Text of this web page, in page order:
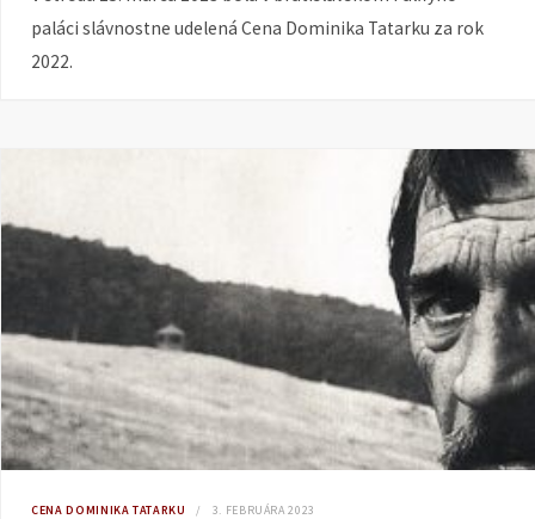
paláci slávnostne udelená Cena Dominika Tatarku za rok
2022.
CENA DOMINIKA TATARKU 3. FEBRUÁRA 2023